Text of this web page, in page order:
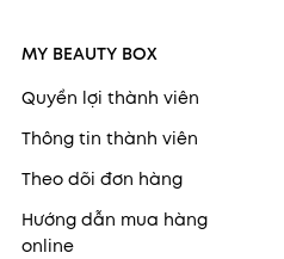
MY BEAUTY BOX
Quyền lợi thành viên
Thông tin thành viên
Theo dõi đơn hàng
Hướng dẫn mua hàng
online